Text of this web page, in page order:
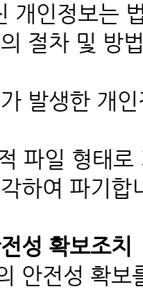
개인정보는
절차 및 방
발생한 개
파일 형태로
하여 파기합
성 확보조치
안전성 확